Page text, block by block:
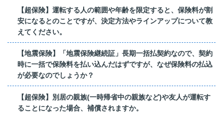
【超保険】運転する人の範囲や年齢を限定すると、保険料が割
安になるとのことですが、決定方法やラインアップについて教
えてください。
【地震保険】「地震保険継続証」長期一括払契約なので、契約
時に一括で保険料を払い込んだはずですが、なぜ保険料の払込
が必要なのでしょうか？
【超保険】別居の親族(一時帰省中の親族など)や友人が運転す
ることになった場合、補償されますか。